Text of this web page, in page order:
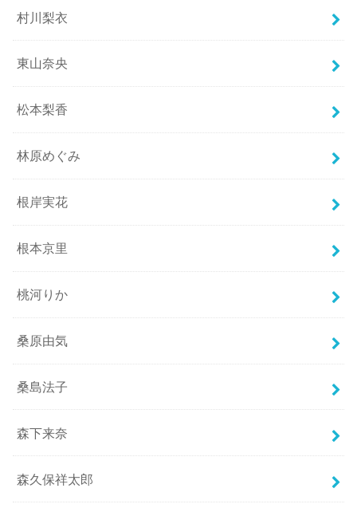
村川梨衣
東山奈央
松本梨香
林原めぐみ
根岸実花
根本京里
桃河りか
桑原由気
桑島法子
森下来奈
森久保祥太郎